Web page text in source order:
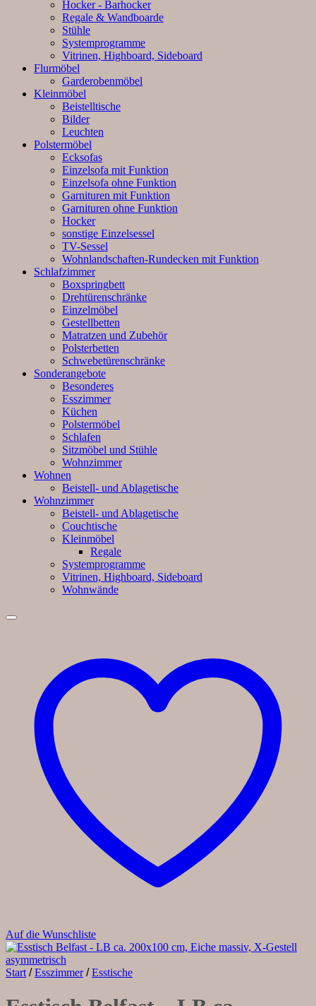
Hocker - Barhocker
Regale & Wandboarde
Stühle
Systemprogramme
Vitrinen, Highboard, Sideboard
Flurmöbel
Garderobenmöbel
Kleinmöbel
Beistelltische
Bilder
Leuchten
Polstermöbel
Ecksofas
Einzelsofa mit Funktion
Einzelsofa ohne Funktion
Garnituren mit Funktion
Garnituren ohne Funktion
Hocker
sonstige Einzelsessel
TV-Sessel
Wohnlandschaften-Rundecken mit Funktion
Schlafzimmer
Boxspringbett
Drehtürenschränke
Einzelmöbel
Gestellbetten
Matratzen und Zubehör
Polsterbetten
Schwebetürenschränke
Sonderangebote
Besonderes
Esszimmer
Küchen
Polstermöbel
Schlafen
Sitzmöbel und Stühle
Wohnzimmer
Wohnen
Beistell- und Ablagetische
Wohnzimmer
Beistell- und Ablagetische
Couchtische
Kleinmöbel
Regale
Systemprogramme
Vitrinen, Highboard, Sideboard
Wohnwände
Auf die Wunschliste
Start / Esszimmer / Esstische